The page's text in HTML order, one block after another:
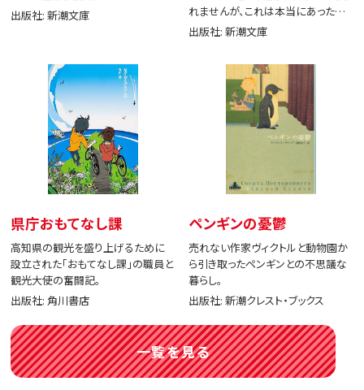
出版社: 新潮文庫
れませんが、これは本当にあった出
来事です。
出版社: 新潮文庫
県庁おもてなし課
高知県の観光を盛り上げるために
設立された「おもてなし課」の職員と
観光大使の奮闘記。
出版社: 角川書店
ペンギンの憂鬱
売れない作家ヴィクトルと動物園か
ら引き取ったペンギンとの不思議な
暮らし。
出版社: 新潮クレスト・ブックス
一覧を見る